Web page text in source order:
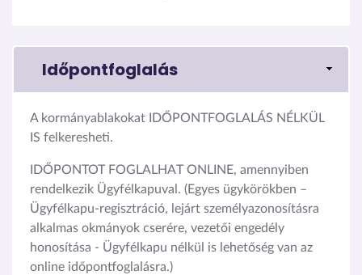
Időpontfoglalás
A kormányablakokat IDŐPONTFOGLALÁS NÉLKÜL
IS felkeresheti.
IDŐPONTOT FOGLALHAT ONLINE, amennyiben
rendelkezik Ügyfélkapuval. (Egyes ügykörökben –
Ügyfélkapu-regisztráció, lejárt személyazonosításra
alkalmas okmányok cserére, vezetői engedély
honosítása - Ügyfélkapu nélkül is lehetőség van az
online időpontfoglalásra.)